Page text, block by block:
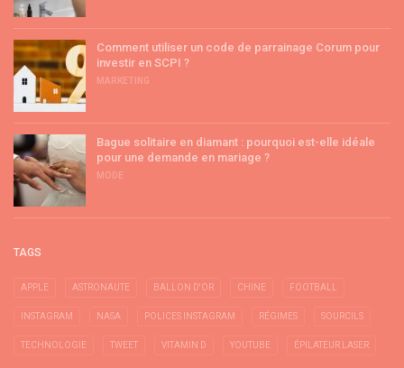
Comment utiliser un code de parrainage Corum pour
investir en SCPI ?
MARKETING
Bague solitaire en diamant : pourquoi est-elle idéale
pour une demande en mariage ?
MODE
TAGS
APPLE ASTRONAUTE BALLON D'OR CHINE FOOTBALL
INSTAGRAM NASA POLICES INSTAGRAM RÉGIMES SOURCILS
TECHNOLOGIE TWEET VITAMIN D YOUTUBE ÉPILATEUR LASER